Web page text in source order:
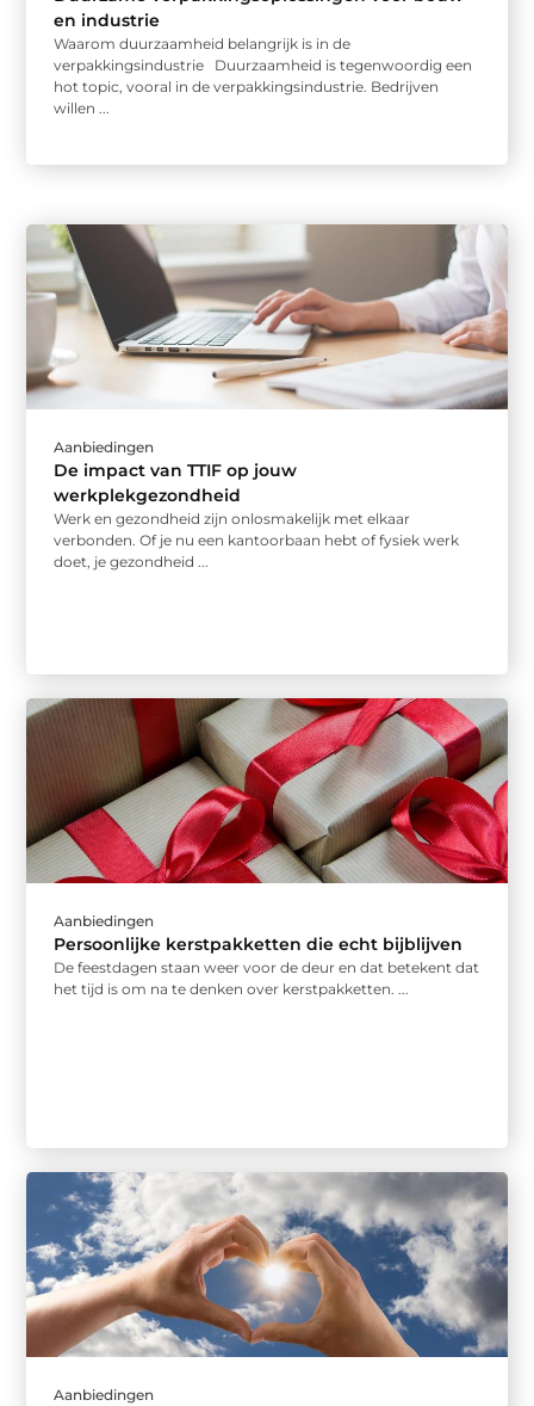
en industrie
Waarom duurzaamheid belangrijk is in de
verpakkingsindustrie Duurzaamheid is tegenwoordig een
hot topic, vooral in de verpakkingsindustrie. Bedrijven
willen ...
Aanbiedingen
De impact van TTIF op jouw
werkplekgezondheid
Werk en gezondheid zijn onlosmakelijk met elkaar
verbonden. Of je nu een kantoorbaan hebt of fysiek werk
doet, je gezondheid ...
Aanbiedingen
Persoonlijke kerstpakketten die echt bijblijven
De feestdagen staan weer voor de deur en dat betekent dat
het tijd is om na te denken over kerstpakketten. ...
Aanbiedingen